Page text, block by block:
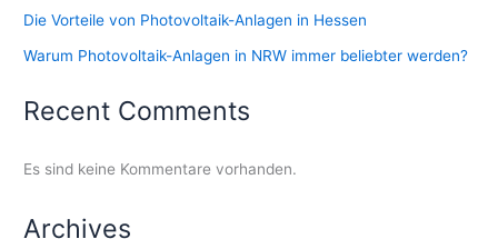
Die Vorteile von Photovoltaik-Anlagen in Hessen
Warum Photovoltaik-Anlagen in NRW immer beliebter werden?
Recent Comments
Es sind keine Kommentare vorhanden.
Archives